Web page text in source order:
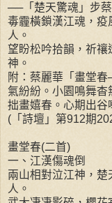
──「楚天驚魂」步
毒霾橫鎖漢江魂，疫
人。
望盼松吟拾韻，祈禳
神。
附：蔡麗華「畫堂
氣紛紛。小園鳴舞
拙畫嬉春。心期出谷
(「詩壇」第912期
畫堂春(二首)
一、江漢傷魂倒
兩山相對泣江神，
人。